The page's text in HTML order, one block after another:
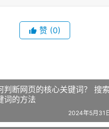
赞 (0)
判断网页的核心关键词？ 搜
词的方法
2024年5月31